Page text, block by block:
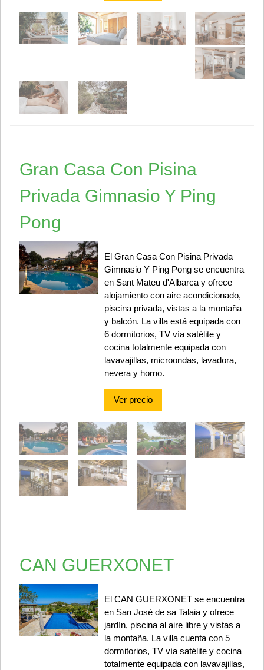
Gran Casa Con Pisina
Privada Gimnasio Y Ping
Pong
El Gran Casa Con Pisina Privada
Gimnasio Y Ping Pong se encuentra
en Sant Mateu d'Albarca y ofrece
alojamiento con aire acondicionado,
piscina privada, vistas a la montaña
y balcón. La villa está equipada con
6 dormitorios, TV vía satélite y
cocina totalmente equipada con
lavavajillas, microondas, lavadora,
nevera y horno.
Ver precio
CAN GUERXONET
El CAN GUERXONET se encuentra
en San José de sa Talaia y ofrece
jardín, piscina al aire libre y vistas a
la montaña. La villa cuenta con 5
dormitorios, TV vía satélite y cocina
totalmente equipada con lavavajillas,